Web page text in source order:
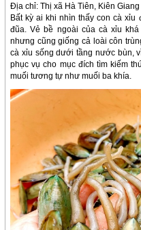
Địa chỉ: Thị xã Hà Tiên, Kiên Giang
Bất kỳ ai khi nhìn thấy con cà xỉu
đũa. Vẻ bề ngoài của cà xỉu
nhưng cũng giống cả loài côn
cà xỉu sống dưới tầng nước bùn,
phục vụ cho mục đích tìm kiếm
muối tương tự như muối ba khía.